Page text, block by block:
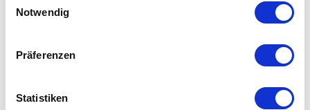
Notwendig
Präferenzen
Statistiken